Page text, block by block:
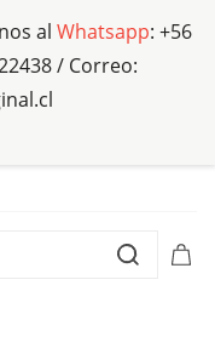
al Whatsapp: +56
/ Correo: